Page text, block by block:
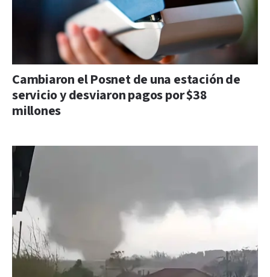
Cambiaron el Posnet de una estación de
servicio y desviaron pagos por $38
millones